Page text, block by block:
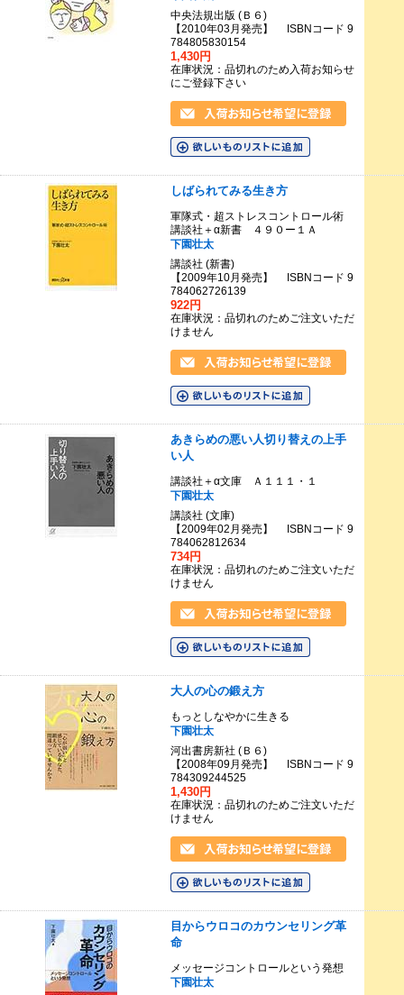
中央法規出版 (Ｂ６)
【2010年03月発売】 ISBNコード 9
784805830154
1,430円
在庫状況：品切れのため入荷お知らせ
にご登録下さい
しばられてみる生き方
軍隊式・超ストレスコントロール術
講談社＋α新書 ４９０ー１Ａ
下園壮太
講談社 (新書)
【2009年10月発売】 ISBNコード 9
784062726139
922円
在庫状況：品切れのためご注文いただ
けません
あきらめの悪い人切り替えの上手
い人
講談社＋α文庫 Ａ１１１・１
下園壮太
講談社 (文庫)
【2009年02月発売】 ISBNコード 9
784062812634
734円
在庫状況：品切れのためご注文いただ
けません
大人の心の鍛え方
もっとしなやかに生きる
下園壮太
河出書房新社 (Ｂ６)
【2008年09月発売】 ISBNコード 9
784309244525
1,430円
在庫状況：品切れのためご注文いただ
けません
目からウロコのカウンセリング革
命
メッセージコントロールという発想
下園壮太